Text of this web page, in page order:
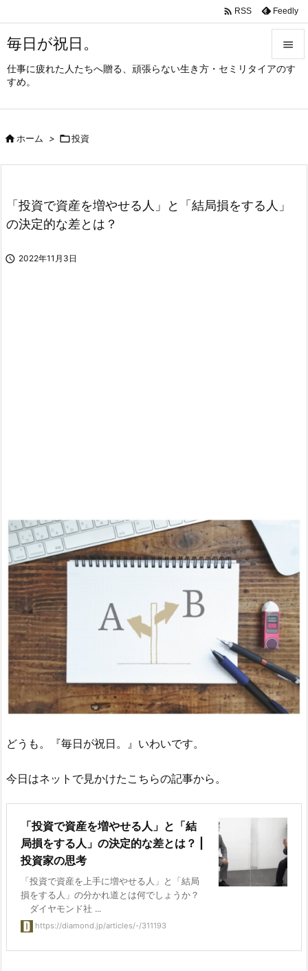
毎日が祝日。
仕事に疲れた人たちへ贈る、頑張らない生き方・セミリタイアのす
すめ。




 RSS Feedly
ホーム > 投資
「投資で資産を増やせる人」と「結局損をする人」
の決定的な差とは？
 2022年11月3日
どうも。『毎日が祝日。』いわいです。
今日はネットで見かけたこちらの記事から。
「投資で資産を増やせる人」と「結
局損をする人」の決定的な差とは？ |
投資家の思考
「投資で資産を上手に増やせる人」と「結局
損をする人」の分かれ道とは何でしょうか？
ダイヤモンド社 ...
https://diamond.jp/articles/-/311193